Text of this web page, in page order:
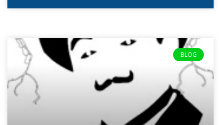
BLOG